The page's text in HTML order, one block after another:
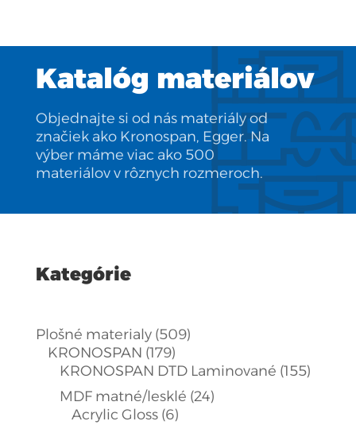
Katalóg materiálov
Objednajte si od nás materiály od
značiek ako Kronospan, Egger. Na
výber máme viac ako 500
materiálov v rôznych rozmeroch.
Kategórie
Plošné materialy 509509
KRONOSPAN 179179
produktov
KRONOSPAN DTD Laminované 155155
MDF matné/lesklé 2424
Acrylic Gloss 66